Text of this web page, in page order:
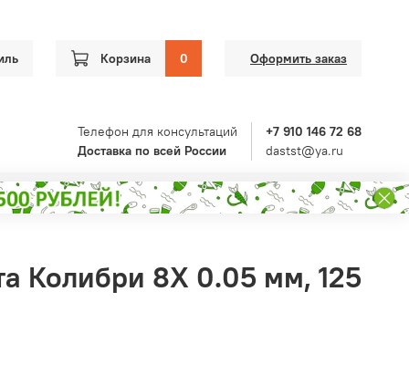
Корзина 0 Оформить заказ
Телефон для консультаций
Доставка по всей России
+7 910 146 72 68
dastst@ya.ru
Колибри 8Х 0.05 мм, 125